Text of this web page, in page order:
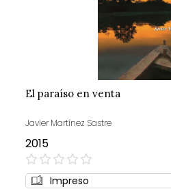
El paraíso en venta
Javier Martínez Sastre
2015
0%
Impreso